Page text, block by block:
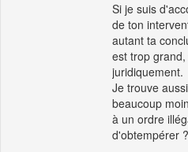
Si je suis
de ton
autant ta
est trop
juridiquement.
Je trouve
beaucoup
à un ordre
d'obtempérer ?